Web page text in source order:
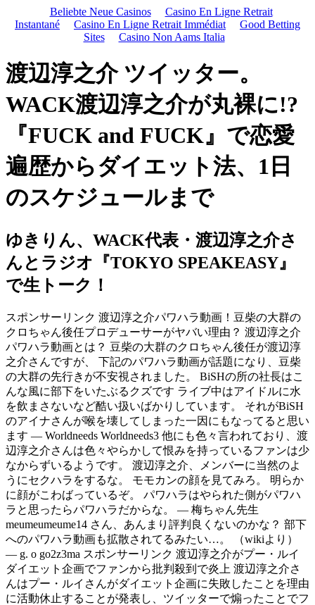
Beliebte Neue Casinos
Casino En Ligne Retrait
Instantané
Casino En Ligne Retrait Immédiat
Good Betting
Sites
Casino Non Aams Italia
渡辺淳之介 ツイッター。
WACK渡辺淳之介が丸裸に!?
『FUCK and FUCK』で恋愛
遍歴からダイエット法、1日
のスケジュールまで
ゆきりん、WACK代表・渡辺淳之介さ
んとラジオ『TOKYO SPEAKEASY』
で生トーク！
スポンサーリンク 渡辺淳之介パワハラ動画！豆柴の大群の
クロちゃん後任プロデューサーがヤバい理由？ 渡辺淳之介
パワハラ動画とは？ 豆柴の大群のクロちゃん後任が渡辺淳
之介さんですが、 下記のパワハラ動画が話題になり、豆柴
の大群の先行きが不安視されました。 BiSHの所の社長はこ
んな風に部下をいたぶるクズです ライブ中はアイドルに水
を飲まさないなど酷い扱いばかりしています。 それがBiSH
のアイナさんが喉を壊してしまった一因にもなってると思い
ます — Worldneeds Worldneeds3 他にも色々言われており、渡
辺淳之介さんは色々やらかして恨みを持っているファンは少
なからずいるようです。 渡辺淳之介、メンバーに当然のよ
うにセクハラをするな。 モモカンの顔を見てみろ。 明らか
に顔がこわばっているぞ。 パワハラはやられた側がパワハ
ラと思ったらパワハラだからな。 — 梅ちゃん先生
meumeumeume14 さん、あんまり評判良くないのかな？ 部下
へのパワハラ動画も拡散されてるみたい…。 （wikiより）
— g. o go2z3ma スポンサーリンク 渡辺淳之介がプー・ルイ
ダイエット企画でファンから批判殺到で炎上 渡辺淳之介さ
んはプー・ルイさんがダイエット企画に失敗したことを理由
に活動休止することが発表し、ツイッターで煽ったことでフ